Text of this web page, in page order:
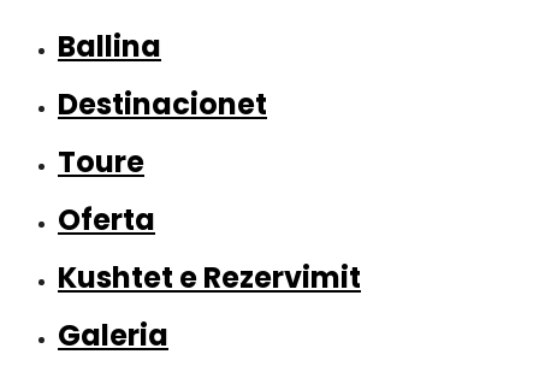
Ballina
Destinacionet
Toure
Oferta
Kushtet e Rezervimit
Galeria